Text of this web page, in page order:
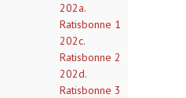
202a.
Ratisbonne 1
202c.
Ratisbonne 2
202d.
Ratisbonne 3